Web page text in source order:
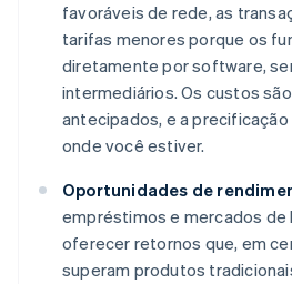
favoráveis de rede, as
tarifas menores porque os
diretamente por software,
intermediários. Os custos
antecipados, e a
onde você estiver.
Oportunidades de
empréstimos e mercados de
oferecer retornos que, em
superam produtos